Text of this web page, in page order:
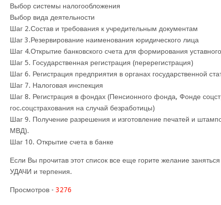
Выбор системы налогообложения
Выбор вида деятельности
Шаг 2.Состав и требования к учредительным документам
Шаг 3.Резервирование наименования юридического лица
Шаг 4.Открытие банковского счета для формирования
Шаг 5. Государственная регистрация (перерегистрация)
Шаг 6. Регистрация предприятия в органах государственной
Шаг 7. Налоговая инспекция
Шаг 8. Регистрация в фондах (Пенсионного фонда, Фонде
гос.соцстрахования на случай безработицы)
Шаг 9. Получение разрешения и изготовление печатей и
МВД).
Шаг 10. Открытие счета в банке
Если Вы прочитав этот список все еще горите желание
УДАЧИ и терпения.
Просмотров - 3276